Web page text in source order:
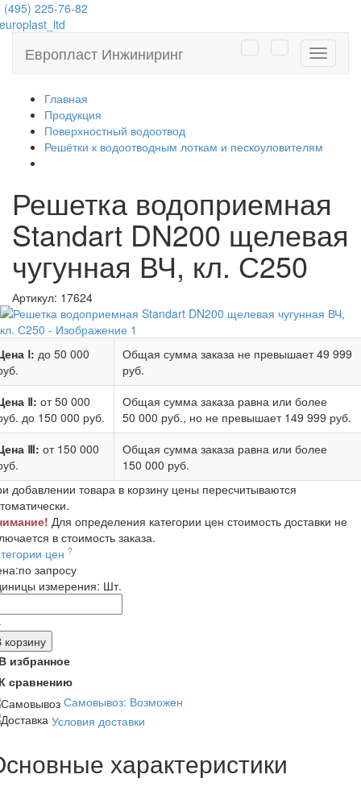
(495) 225-76-82
Европласт Инжиниринг
Главная
Продукция
Поверхностный водоотвод
Решётки к водоотводным лоткам и пескоуловителям
Решетка водоприемная
Standart DN200 щелевая
чугунная ВЧ, кл. С250
Артикул: 17624
Ⅰ: до 50 000
Общая сумма заказа не превышает49 999
руб.
Ⅱ: от 50 000
до 150 000 руб.
Общая сумма заказа равна или более
50 000 руб., но не превышает 149 999 руб.
Ⅲ: от 150 000
Общая сумма заказа равна или более
150 000 руб.
добавлении товара в корзину цены пересчитываются
Для определения категории цен стоимость доставки не
в стоимость заказа.
цен ?
по запросу
измерения: Шт.
корзину
избранное
сравнению
Самовывоз: Возможен
Условия доставки
характеристики